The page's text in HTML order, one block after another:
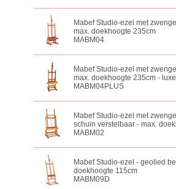
Mabef Studio-ezel met
max. doekhoogte 235cm
MABM04
Mabef Studio-ezel met
max. doekhoogte 235cm - luxe
MABM04PLUS
Mabef Studio-ezel met
schuin verstelbaar - max.
MABM02
Mabef Studio-ezel - geolied
doekhoogte 115cm
MABM09D